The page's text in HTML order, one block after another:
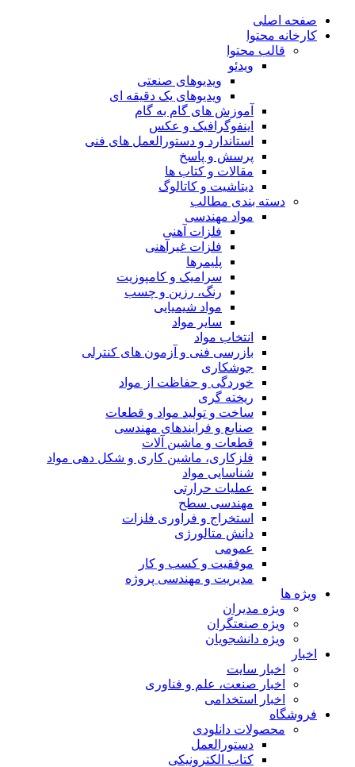
صفحه اصلی
کارخانه محتوا
قالب محتوا
ویدئو
ویدیوهای صنعتی
ویدیوهای یک دقیقه ای
آموزش های گام به گام
اینفوگرافیک و عکس
استاندارد و دستورالعمل های فنی
پرسش و پاسخ
مقالات و کتاب ها
دیتاشیت و کاتالوگ
دسته بندی مطالب
مواد مهندسی
فلزات آهنی
فلزات غیرآهنی
پلیمرها
سرامیک و کامپوزیت
رنگ، رزین و چسب
مواد شیمیایی
سایر مواد
انتخاب مواد
بازرسی فنی و آزمون های کنترلی
جوشکاری
خوردگی و حفاظت از مواد
ریخته گری
ساخت و تولید مواد و قطعات
صنایع و فرایندهای مهندسی
قطعات و ماشین آلات
فلزکاری، ماشین کاری و شکل دهی مواد
شناسایی مواد
عملیات حرارتی
مهندسی سطح
استخراج و فراوری فلزات
دانش متالورژی
عمومی
موفقیت و کسب و کار
مدیریت و مهندسی پروژه
ویژه ها
ویژه مدیران
ویژه صنعتگران
ویژه دانشجویان
اخبار
اخبار سایت
اخبار صنعت، علم و فناوری
اخبار استخدامی
فروشگاه
محصولات دانلودی
دستورالعمل
کتاب الکترونیکی